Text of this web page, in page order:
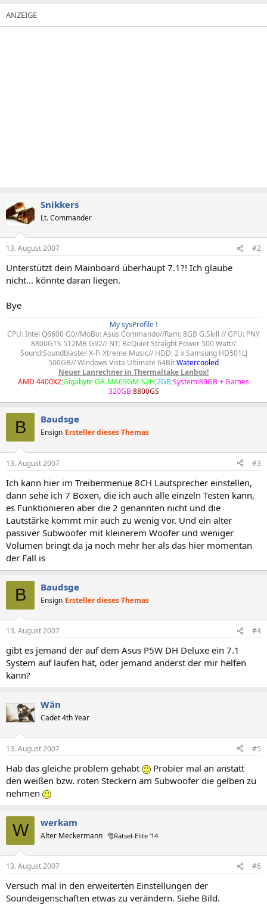
Snikkers
Lt. Commander
13. August 2007 #2
Unterstützt dein Mainboard überhaupt 7.1?! Ich glaube
nicht... könnte daran liegen.
Bye
My sysProfile !​
CPU: Intel Q6600 G0//MoBo: Asus Commando//Ram: 8GB G.Skill // GPU: PNY
8800GTS 512MB G92// NT: BeQuiet Straight Power 500 Watt//
Sound:Soundblaster X-Fi Xtreme Music// HDD: 2 x Samsung HD501LJ
500GB// Windows Vista Ultimate 64BitWatercooled
Neuer Lanrechner in Thermaltake Lanbox!
AMD 4400X2;Gigabyte GA-MA69GM-S2H;2GB;System:80GB + Games
320GB;8800GS
B Baudsge
Ensign Ersteller dieses Themas
13. August 2007 #3
Ich kann hier im Treibermenue 8CH Lautsprecher einstellen,
dann sehe ich 7 Boxen, die ich auch alle einzeln Testen kann,
es Funktionieren aber die 2 genannten nicht und die
Lautstärke kommt mir auch zu wenig vor. Und ein alter
passiver Subwoofer mit kleinerem Woofer und weniger
Volumen bringt da ja noch mehr her als das hier momentan
der Fall is
B Baudsge
Ensign Ersteller dieses Themas
13. August 2007 #4
gibt es jemand der auf dem Asus P5W DH Deluxe ein 7.1
System auf laufen hat, oder jemand anderst der mir helfen
kann?
Wän
Cadet 4th Year
13. August 2007 #5
Hab das gleiche problem gehabt
Probier mal an anstatt
den weißen bzw. roten Steckern am Subwoofer die gelben zu
nehmen
W werkam
Alter Meckermann 🎅Rätsel-Elite ’14
13. August 2007 #6
Versuch mal in den erweiterten Einstellungen der
Soundeigenschaften etwas zu verändern. Siehe Bild.